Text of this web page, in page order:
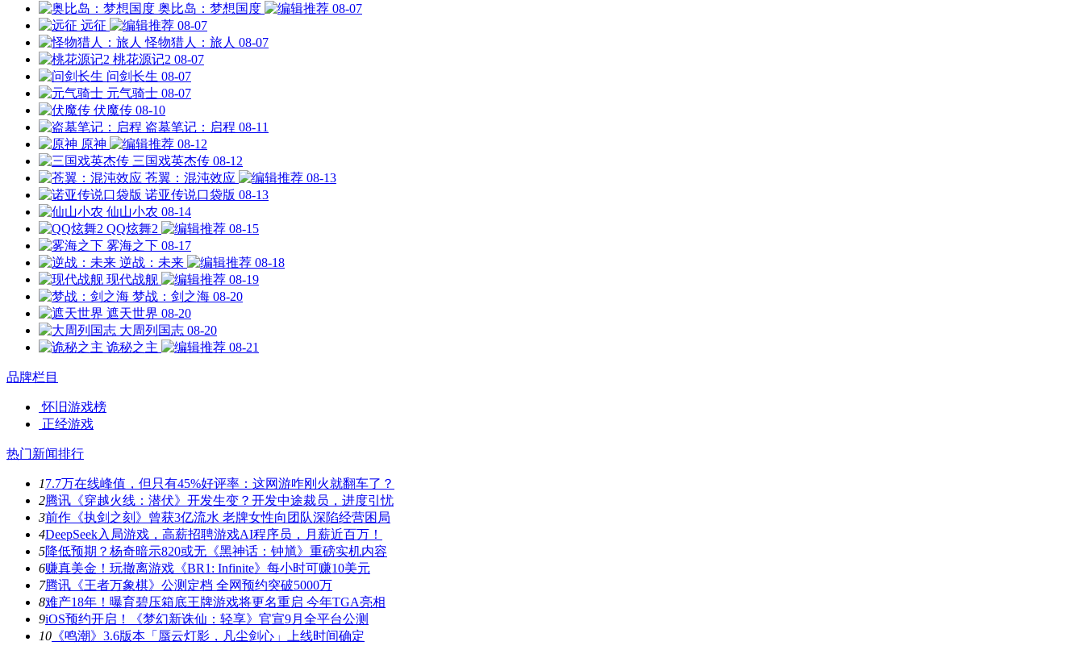
奥比岛：梦想国度
08-07
远征
08-07
怪物猎人：旅人 08-07
桃花源记2 08-07
问剑长生 08-07
元气骑士 08-07
伏魔传 08-10
盗墓笔记：启程 08-11
原神
08-12
三国戏英杰传 08-12
苍翼：混沌效应
08-13
诺亚传说口袋版 08-13
仙山小农 08-14
QQ炫舞2
08-15
雾海之下 08-17
逆战：未来
08-18
现代战舰
08-19
梦战：剑之海 08-20
遮天世界 08-20
大周列国志 08-20
诡秘之主
08-21
品牌栏目
怀旧游戏榜
正经游戏
热门新闻排行
17.7万在线峰值，但只有45%好评率：这网游咋刚火就翻车了？
2腾讯《穿越火线：潜伏》开发生变？开发中途裁员，进度引忧
3前作《执剑之刻》曾获3亿流水 老牌女性向团队深陷经营困局
4DeepSeek入局游戏，高薪招聘游戏AI程序员，月薪近百万！
5降低预期？杨奇暗示820或无《黑神话：钟馗》重磅实机内容
6赚真美金！玩撤离游戏《BR1: Infinite》每小时可赚10美元
7腾讯《王者万象棋》公测定档 全网预约突破5000万
8难产18年！曝育碧压箱底王牌游戏将更名重启 今年TGA亮相
9iOS预约开启！《梦幻新诛仙：轻享》官宣9月全平台公测
10 《鸣潮》3.6版本「蜃云灯影，凡尘剑心」上线时间确定